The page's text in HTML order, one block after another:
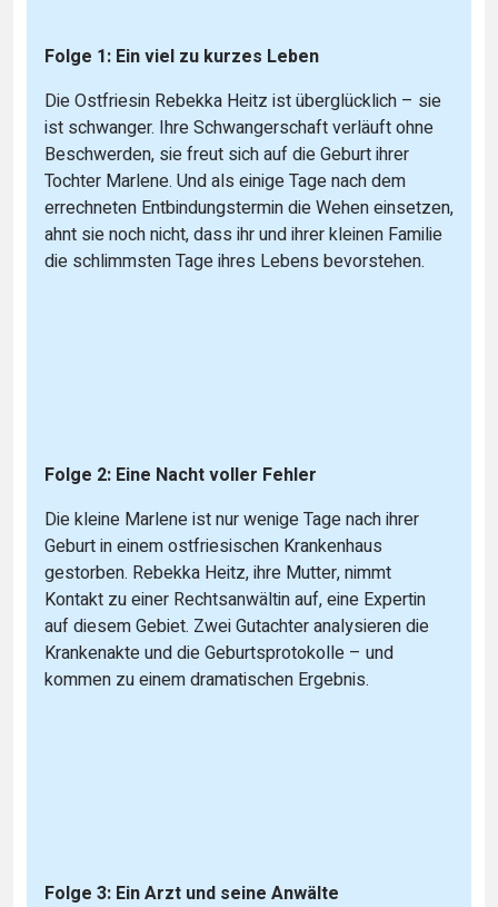
Folge 1: Ein viel zu kurzes Leben
Die Ostfriesin Rebekka Heitz ist überglücklich – sie
ist schwanger. Ihre Schwangerschaft verläuft ohne
Beschwerden, sie freut sich auf die Geburt ihrer
Tochter Marlene. Und als einige Tage nach dem
errechneten Entbindungstermin die Wehen einsetzen,
ahnt sie noch nicht, dass ihr und ihrer kleinen Familie
die schlimmsten Tage ihres Lebens bevorstehen.
Folge 2: Eine Nacht voller Fehler
Die kleine Marlene ist nur wenige Tage nach ihrer
Geburt in einem ostfriesischen Krankenhaus
gestorben. Rebekka Heitz, ihre Mutter, nimmt
Kontakt zu einer Rechtsanwältin auf, eine Expertin
auf diesem Gebiet. Zwei Gutachter analysieren die
Krankenakte und die Geburtsprotokolle – und
kommen zu einem dramatischen Ergebnis.
Folge 3: Ein Arzt und seine Anwälte